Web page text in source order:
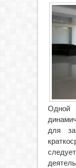
Одной
для